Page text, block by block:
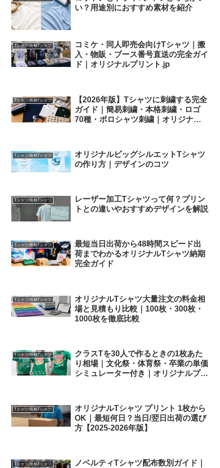
い？用途別におすすめ素材を紹介
Tシャツ/長袖Tシャツ
コミケ・同人即売会向けTシャツ｜搬
入・物販・ブース番号直送の完全ガイ
ド｜オリジナルプリント.jp
Tシャツ/長袖Tシャツ
【2026年版】Tシャツに刺繍する完全
ガイド｜簡易刺繍・本格刺繍・ロゴ
70種・ポロシャツ刺繍｜オリジナル
Tシャツ/長袖Tシャツ
オリジナルビッグシルエットTシャツ
の作り方｜デザインのコツ
Tシャツ/長袖Tシャツ
レーザー加工Tシャツって何？プリン
トとの違いやおすすめデザインを解説
Tシャツ/長袖Tシャツ
最短当日出荷から48時間スピード出
荷までわかるオリジナルTシャツ納期
完全ガイド
Tシャツ/長袖Tシャツ
オリジナルTシャツ大量注文の料金相
場と見積もり比較｜100枚・300枚・
1000枚を徹底比較
Tシャツ/長袖Tシャツ
クラスTを30人で作るときの1枚あた
り相場｜文化祭・体育祭・卒業の単価
シミュレーター付き｜オリジナルプリ
Tシャツ/長袖Tシャツ
オリジナルTシャツ プリント 1枚から
OK｜最短何日？当日/翌日出荷の選び
方【2025-2026年版】
Tシャツ/長袖Tシャツ
ノベルティTシャツ配布数別ガイド｜